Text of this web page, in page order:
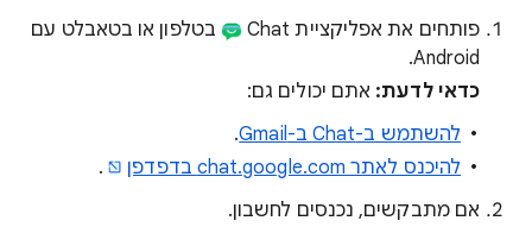
פותחים את אפליקציית Chat
בטלפון או בטאבלט עם
Android.
כדאי לדעת: אתם יכולים גם:
להשתמש ב-Chat ב-Gmail
.
להיכנס לאתר chat.google.com בדפדפן
.
אם מתבקשים, נכנסים לחשבון.